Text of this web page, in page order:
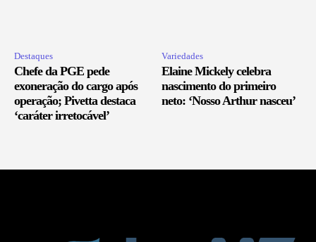
Destaques
Chefe da PGE pede
exoneração do cargo após
operação; Pivetta destaca
‘caráter irretocável’
Variedades
Elaine Mickely celebra
nascimento do primeiro
neto: ‘Nosso Arthur nasceu’